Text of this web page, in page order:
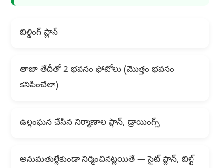
బిల్డింగ్ ప్లాన్
తాజా తేదీతో 2 భవనం ఫోటోలు (మొత్తం భవనం
కనిపించేలా)
ఉల్లంఘన చేసిన నిర్మాణాల ప్లాన్, డ్రాయింగ్స్
అనుమతుల్లేకుండా నిర్మించినట్లయితే — సైట్ ప్లాన్, బిల్ట్